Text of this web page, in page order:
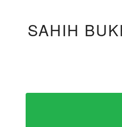
SAHIH